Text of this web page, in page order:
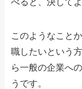
このようなこと
職したいという
ら一般の企業へ
うです。